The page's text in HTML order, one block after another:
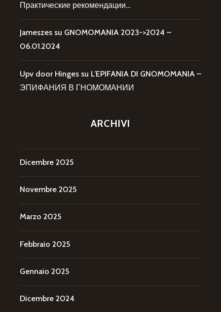
Практические рекомендации…
Jameszes su GNOMOMANIA 2023->2024 –
06.01.2024
Upv door Hinges su L’EPIFANIA DI GNOMOMANIA –
ЭПИФАНИЯ В ГНОМОМАНИИ
ARCHIVI
Dicembre 2025
Novembre 2025
Marzo 2025
Febbraio 2025
Gennaio 2025
Dicembre 2024